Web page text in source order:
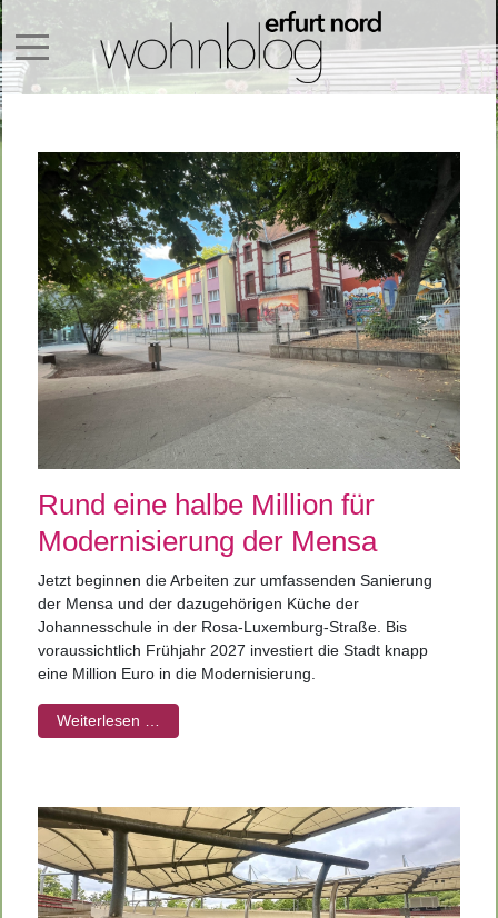
Mobile Menu Toggle
Rund eine halbe Million für
Modernisierung der Mensa
Jetzt beginnen die Arbeiten zur umfassenden Sanierung
der Mensa und der dazugehörigen Küche der
Johannesschule in der Rosa-Luxemburg-Straße. Bis
voraussichtlich Frühjahr 2027 investiert die Stadt knapp
eine Million Euro in die Modernisierung.
Weiterlesen …